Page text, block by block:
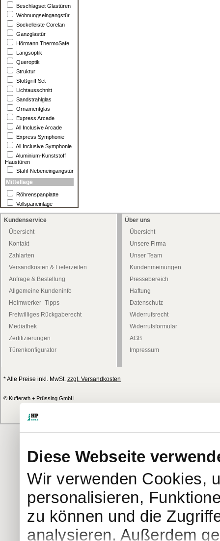
Diese Webseite
Wir verwenden Cookies,
personalisieren,
zu können und die
analysieren. Außerdem
Beschlagset Glastüren
Wohnungseingangstür
Sockelleiste Corelan
Ganzglastür
Hörmann ThermoSafe
Längsoptik
Queroptik
Struktur
Stoßgriff Set
Lichtausschnitt
Sandstrahlglas
Ornamentglas
Express Arcade
All Inclusive Arcade
Express Symphonie
All Inclusive Symphonie
Aluminium-Kunststoff
Haustüren
Stahl-Nebeneingangstür
Mittellage
Röhrenspanplatte
Vollspaneinlage
Kundenservice
Übersicht
Kontakt
Zahlarten
Versandkosten & Lieferzeiten
Anfrage & Bestellung
Allgemeine Kundeninfo
Heimwerker -Tipps-
Freiwilliges Rückgaberecht
Mediathek
Zertifizierungen
Türenkonfigurator
Über uns
Übersicht
Unsere Firma
Unser Team
Kundenmeinungen
Pressebereich
Haftung
Datenschutz
Widerrufsrecht
Widerrufsformular
AGB
Impressum
* Alle Preise inkl. MwSt. zzgl. Versandkosten
© Kufferath + Prüssing GmbH